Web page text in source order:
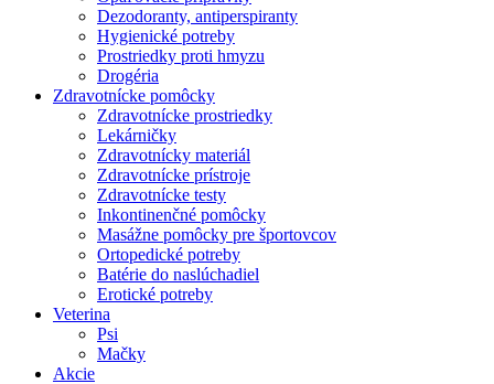
Dezodoranty, antiperspiranty
Hygienické potreby
Prostriedky proti hmyzu
Drogéria
Zdravotnícke pomôcky
Zdravotnícke prostriedky
Lekárničky
Zdravotnícky materiál
Zdravotnícke prístroje
Zdravotnícke testy
Inkontinenčné pomôcky
Masážne pomôcky pre športovcov
Ortopedické potreby
Batérie do naslúchadiel
Erotické potreby
Veterina
Psi
Mačky
Akcie